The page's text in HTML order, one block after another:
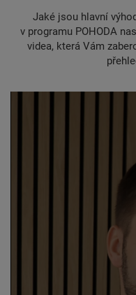
Jaké jsou hlavní
v programu POHODA
videa, která Vám